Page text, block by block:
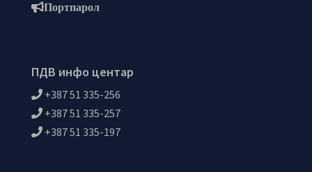
Портпарол
ПДВ инфо центар
+387 51 335-256
+387 51 335-257
+387 51 335-197